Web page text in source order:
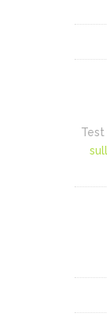
Test